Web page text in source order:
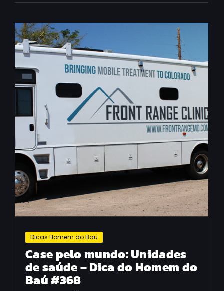
Dicas Homem do Baú
Case pelo mundo: Unidades
de saúde – Dica do Homem do
Baú #368